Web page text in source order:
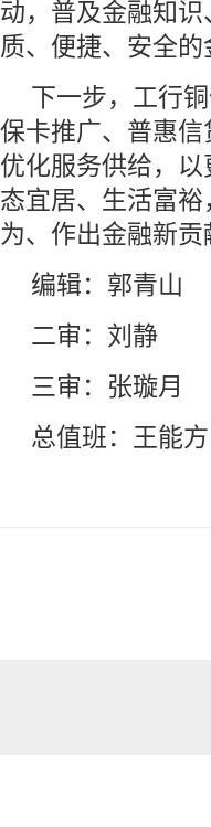
动，普及金融知
质、便捷、安全
下一步，工行
保卡推广、普惠
优化服务供给，
态宜居、生活富
为、作出金融新贡
编辑：郭青山
二审：刘静
三审：张璇月
总值班：王能方